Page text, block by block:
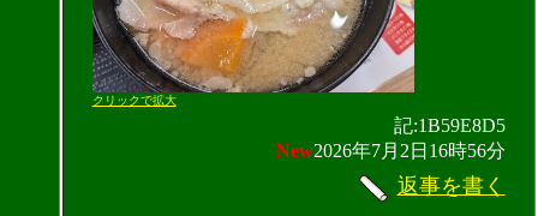
クリックで拡大
記:1B59E8D5
New2026年7月2日16時56分
返事を書く